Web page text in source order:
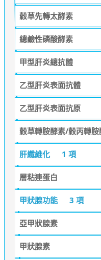
穀草先轉太酵素
總鹼性磷酸酵素
甲型肝炎總抗體
乙型肝炎表面抗體
乙型肝炎表面抗原
穀草轉胺酵素/穀丙轉胺
肝纖維化 1 項
層粘連蛋白
甲狀腺功能 3 項
亞甲狀腺素
甲狀腺素